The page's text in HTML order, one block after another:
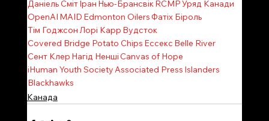
Даніель СмітІран Нью-БрансвікRCMPУряд Канади
OpenAI MAID Edmonton OilersФатіх Біроль
Тім Годжсон Лорі Карр Вудсток
Covered Bridge Potato Chips Ессекс Belle River
Сент Клер Нагід НеншіCanvas of Hope
iHuman Youth SocietyAssociated Press Islanders
Blackhawks
Канада